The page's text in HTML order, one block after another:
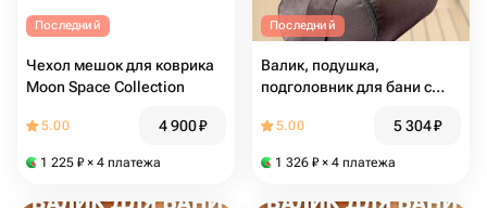
Последний
Чехол мешок для коврика
Moon Space Collection
5.00 4 900₽
1 225 ₽ × 4 платежа
Последний
Валик, подушка,
подголовник для бани с
см, черный
5.00 5 304₽
1 326 ₽ × 4 платежа